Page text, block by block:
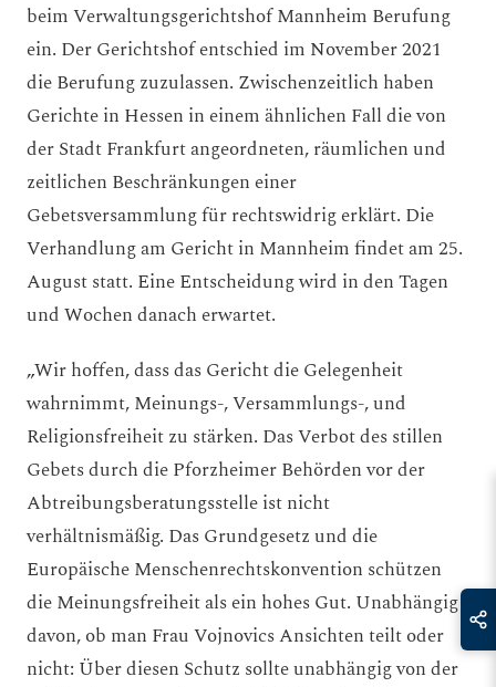
beim Verwaltungsgerichtshof Mannheim Berufung
ein. Der Gerichtshof entschied im November 2021
die Berufung zuzulassen. Zwischenzeitlich haben
Gerichte in Hessen in einem ähnlichen Fall die von
der Stadt Frankfurt angeordneten, räumlichen und
zeitlichen Beschränkungen einer
Gebetsversammlung für rechtswidrig erklärt. Die
Verhandlung am Gericht in Mannheim findet am 25.
August statt. Eine Entscheidung wird in den Tagen
und Wochen danach erwartet.
„Wir hoffen, dass das Gericht die Gelegenheit
wahrnimmt, Meinungs-, Versammlungs-, und
Religionsfreiheit zu stärken. Das Verbot des stillen
Gebets durch die Pforzheimer Behörden vor der
Abtreibungsberatungsstelle ist nicht
verhältnismäßig. Das Grundgesetz und die
Europäische Menschenrechtskonvention schützen
die Meinungsfreiheit als ein hohes Gut. Unabhängig
davon, ob man Frau Vojnovics Ansichten teilt oder
nicht: Über diesen Schutz sollte unabhängig von der